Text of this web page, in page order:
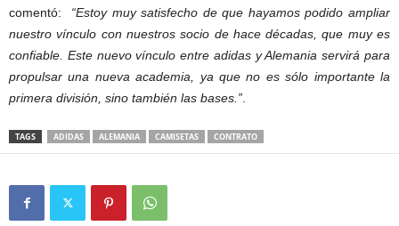
comentó: “Estoy muy satisfecho de que hayamos podido ampliar
nuestro vínculo con nuestros socio de hace décadas, que muy es
confiable. Este nuevo vínculo entre adidas y Alemania servirá para
propulsar una nueva academia, ya que no es sólo importante la
primera división, sino también las bases.”
TAGS ADIDAS ALEMANIA CAMISETAS CONTRATO